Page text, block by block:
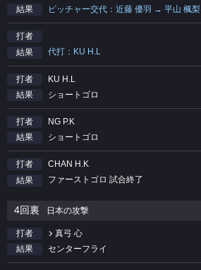
結果
ピッチャー交代：近藤 優羽 → 平山 楓梨
打者
結果
代打：KU H.L
打者
KU H.L
結果
ショートゴロ
打者
NG P.K
結果
ショートゴロ
打者
CHAN H.K
結果
ファーストゴロ 試合終了
4回裏 日本の攻撃
打者
真弓 心
結果
センターフライ